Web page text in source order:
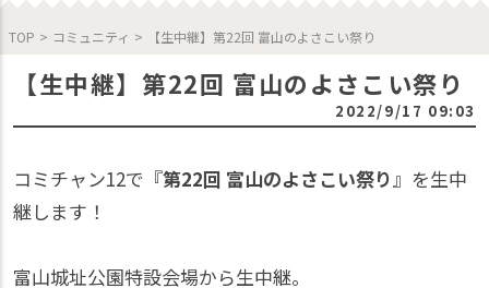
TOP > コミュニティ > 【生中継】第22回 富山のよさこい祭り
【生中継】第22回 富山のよさこい祭り
2022/9/17 09:03
コミチャン12で『第22回 富山のよさこい祭り』を生中
継します！
富山城址公園特設会場から生中継。